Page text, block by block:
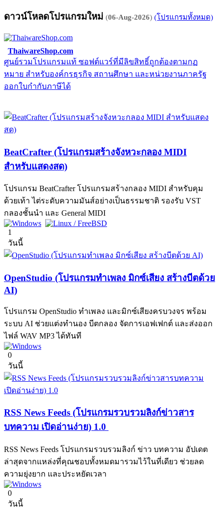
ดาวน์โหลดโปรแกรมใหม่ (06-Aug-2026) (โปรแกรมทั้งหมด)
ThaiwareShop.com
ศูนย์รวมโปรแกรมแท้ ซอฟต์แวร์ที่มีลิขสิทธิ์ถูกต้องตามกฏ
หมาย สำหรับองค์กรธุรกิจ สถานศึกษา และหน่วยงานภาครัฐ
ออกใบกำกับภาษีได้
BeatCrafter (โปรแกรมสร้างจังหวะกลอง MIDI
สำหรับแสดงสด)
โปรแกรม BeatCrafter โปรแกรมสร้างกลอง MIDI สำหรับคุม
ด้วยเท้า ไต่ระดับความมันส์อย่างเป็นธรรมชาติ รองรับ VST
กลองชั้นนำ และ General MIDI
1
วันนี้
OpenStudio (โปรแกรมทำเพลง มิกซ์เสียง สร้างบีตด้วย
AI)
โปรแกรม OpenStudio ทำเพลง และมิกซ์เสียงครบวงจร พร้อม
ระบบ AI ช่วยแต่งทำนอง บีตกลอง จัดการเอฟเฟกต์ และส่งออก
ไฟล์ WAV MP3 ได้ทันที
0
วันนี้
RSS News Feeds (โปรแกรมรวบรวมลิงก์ข่าวสาร
บทความ เปิดอ่านง่าย) 1.0
RSS News Feeds โปรแกรมรวบรวมลิงก์ ข่าว บทความ อัปเดต
ล่าสุดจากแหล่งที่คุณชอบทั้งหมดมารวมไว้ในที่เดียว ช่วยลด
ความยุ่งยาก และประหยัดเวลา
0
วันนี้